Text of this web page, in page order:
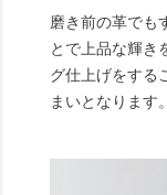
磨き前の革でも
とで上品な輝き
グ仕上げをする
まいとなります。